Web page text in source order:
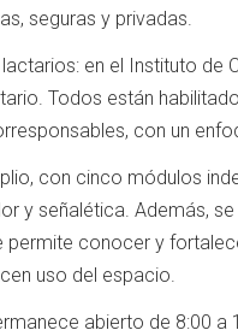
seguras y privadas.
en el Instituto de
Todos están
con un
con cinco módulos
y señalética. Además,
conocer y
uso del espacio.
abierto de 8:00